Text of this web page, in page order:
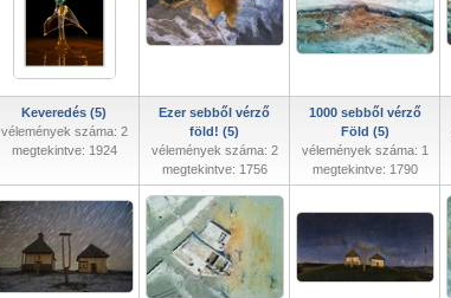
Keveredés (5)
vélemények száma: 2
megtekintve: 1924
Ezer sebből vérző
föld! (5)
vélemények száma: 2
megtekintve: 1756
1000 sebből vérző
Föld (5)
vélemények száma: 1
megtekintve: 1790